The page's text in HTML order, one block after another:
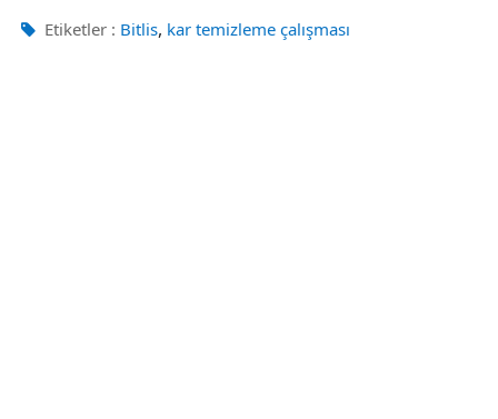
Etiketler : Bitlis, kar temizleme çalışması